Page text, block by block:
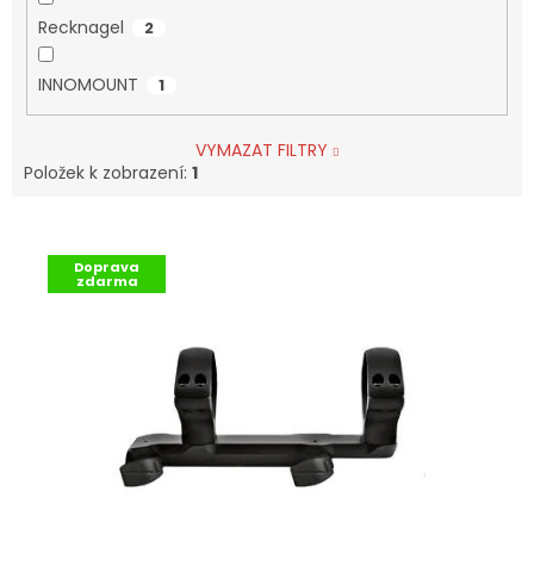
Recknagel 2
INNOMOUNT 1
VYMAZAT FILTRY
Položek k zobrazení: 1
Doprava
zdarma